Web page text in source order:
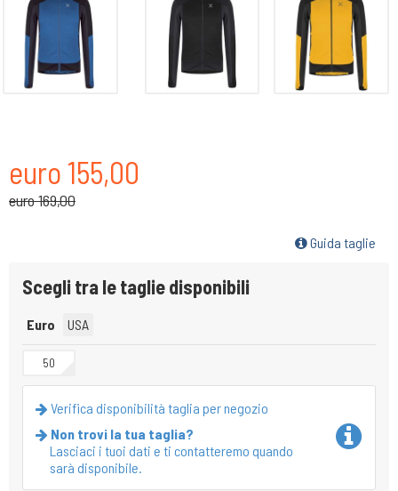
euro 155,00
euro 169,00
Guida taglie
Scegli tra le taglie disponibili
Euro USA
50
Verifica disponibilità taglia per negozio
Non trovi la tua taglia?
Lasciaci i tuoi dati e ti contatteremo quando
sarà disponibile.